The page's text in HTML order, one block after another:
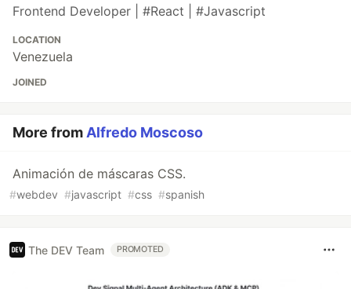
Frontend Developer | #React | #Javascript
LOCATION
Venezuela
JOINED
More from Alfredo Moscoso
Animación de máscaras CSS.
#webdev #javascript #css #spanish
The DEV Team PROMOTED